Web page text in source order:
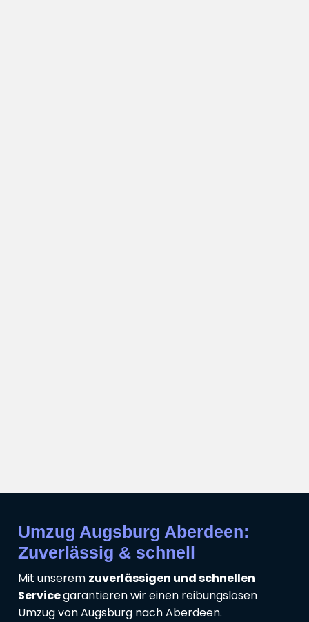
Umzug Augsburg Aberdeen:
Zuverlässig & schnell
Mit unserem zuverlässigen und schnellen
Servicegarantieren wir einen reibungslosen
Umzug von Augsburg nach Aberdeen.